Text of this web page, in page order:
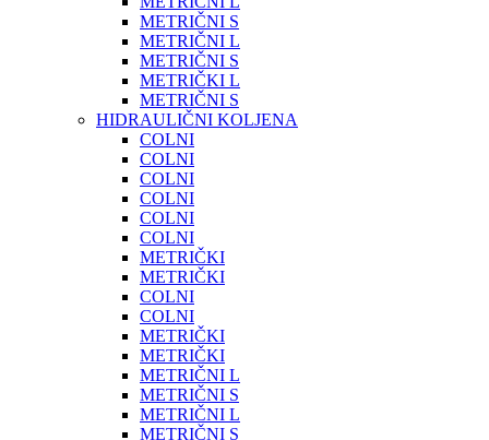
METRIČNI S
METRIČNI L
METRIČNI S
METRIČKI L
METRIČNI S
HIDRAULIČNI KOLJENA
COLNI
COLNI
COLNI
COLNI
COLNI
COLNI
METRIČKI
METRIČKI
COLNI
COLNI
METRIČKI
METRIČKI
METRIČNI L
METRIČNI S
METRIČNI L
METRIČNI S